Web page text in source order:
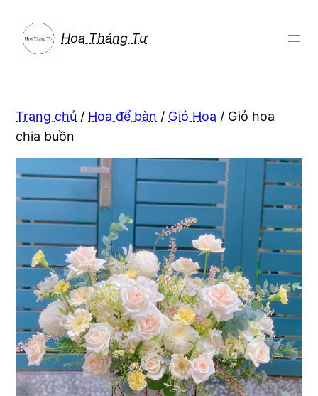
phần
Hoa Tháng Tư
Trang chủ / Hoa để bàn / Giỏ Hoa / Giỏ hoa
chia buồn